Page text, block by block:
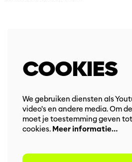
COOKIES
We gebruiken diensten als
video's en andere media. Om
moet je toestemming geven
cookies. Meer informatie…